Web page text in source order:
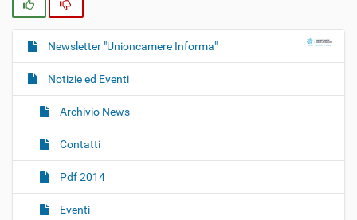
N
a
v
g
i
Newsletter "Unioncamere Informa"
Notizie ed Eventi
Archivio News
Contatti
Pdf 2014
Eventi